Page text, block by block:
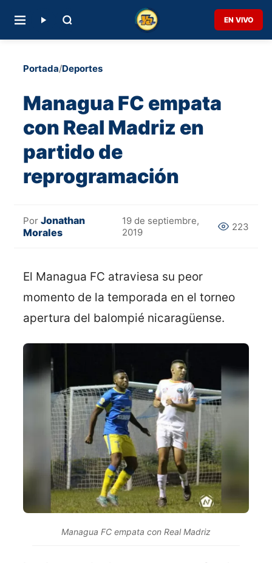
EN VIVO
Portada/Deportes
Managua FC empata
con Real Madriz en
partido de
reprogramación
Por Jonathan
Morales
19 de septiembre,
2019
223
El Managua FC atraviesa su peor
momento de la temporada en el torneo
apertura del balompié nicaragüense.
Managua FC empata con Real Madriz